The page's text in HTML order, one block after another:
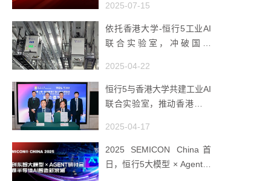
2025-07-15
依托香港大学-恒行5工业AI
联合实验室，冲破国产
2025-04-22
恒行5与香港大学共建工业AI
联合实验室，推动香港成为
2025-04-17
2025 SEMICON China首
日，恒行5大模型 × Agent研